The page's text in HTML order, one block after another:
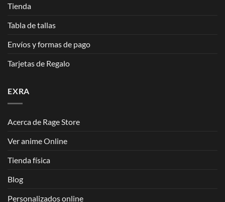
Tienda
Tabla de tallas
Envíos y formas de pago
Tarjetas de Regalo
EXRA
Acerca de Rage Store
Ver anime Online
Tienda física
Blog
Personalizados online